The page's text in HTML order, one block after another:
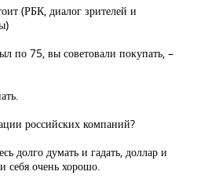
(РБК, диалог зрителей и
по 75, вы советовали покупать, –
российских компаний?
долго думать и гадать, доллар и
себя очень хорошо.